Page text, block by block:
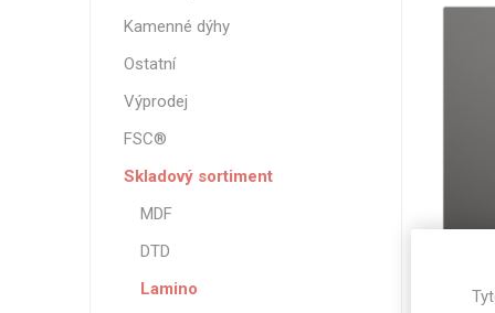
Kamenné dýhy
Ostatní
Výprodej
FSC®
Skladový sortiment
MDF
DTD
Lamino